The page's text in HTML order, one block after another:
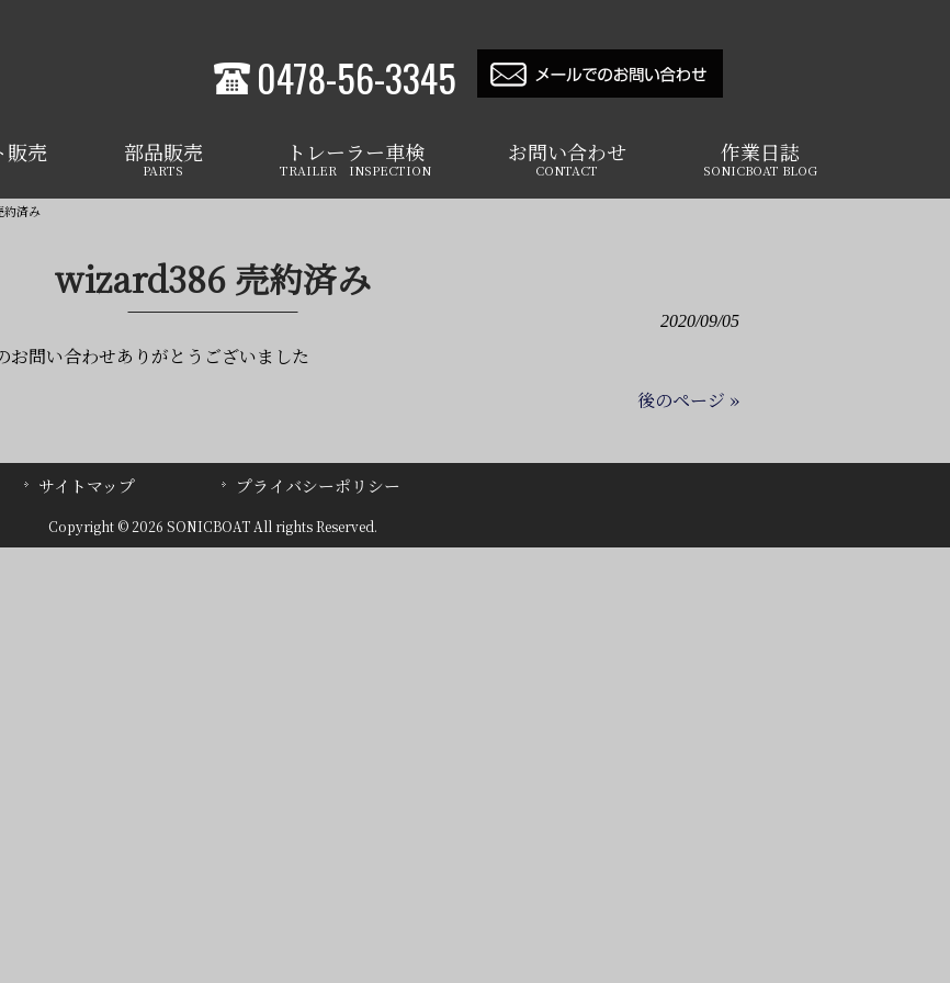
0478-56-3345
販売 部品販売
PARTS
トレーラー車検
TRAILER INSPECTION
お問い合わせ
CONTACT
作業日誌
SONICBOAT BLOG
済み
wizard386 売約済み
2020/09/05
問い合わせありがとうございました
後のページ »
サイトマップ プライバシーポリシー
Copyright © 2026 SONICBOAT All rights Reserved.